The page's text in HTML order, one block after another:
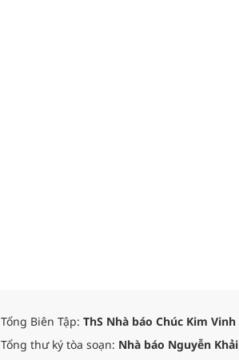
Tổng Biên Tập: ThS Nhà báo Chúc Kim Vinh
Tổng thư ký tòa soạn: Nhà báo Nguyễn Khải